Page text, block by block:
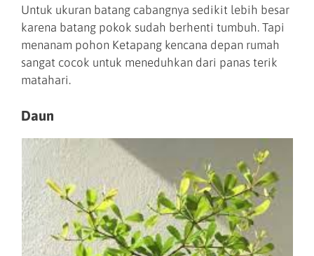
Untuk ukuran batang cabangnya sedikit lebih besar
karena batang pokok sudah berhenti tumbuh. Tapi
menanam pohon Ketapang kencana depan rumah
sangat cocok untuk meneduhkan dari panas terik
matahari.
Daun